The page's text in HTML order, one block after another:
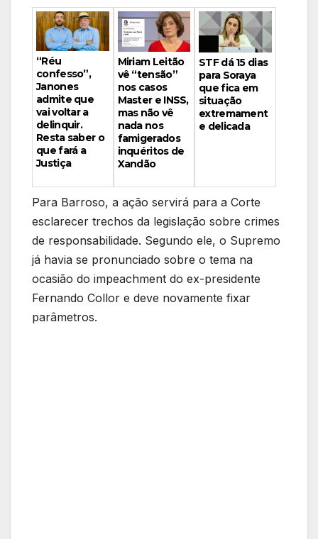
“Réu
confesso”,
Janones
admite que
vai voltar a
delinquir.
Resta saber o
que fará a
Justiça
Miriam Leitão
vê “tensão”
nos casos
Master e INSS,
mas não vê
nada nos
famigerados
inquéritos de
Xandão
STF dá 15 dias
para Soraya
que fica em
situação
extremament
e delicada
Para Barroso, a ação servirá para a Corte
esclarecer trechos da legislação sobre crimes
de responsabilidade. Segundo ele, o Supremo
já havia se pronunciado sobre o tema na
ocasião do impeachment do ex-presidente
Fernando Collor e deve novamente fixar
parâmetros.